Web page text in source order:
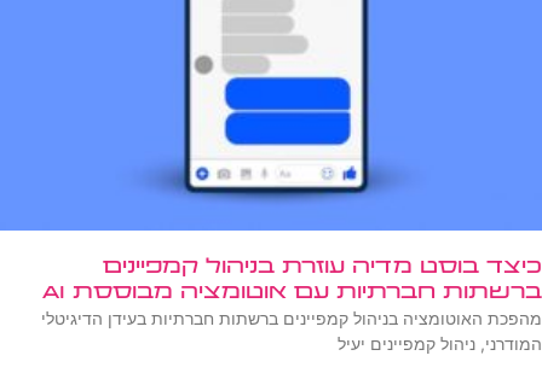
כיצד בוסט מדיה עוזרת בניהול קמפיינים
ברשתות חברתיות עם אוטומציה מבוססת AI
מהפכת האוטומציה בניהול קמפיינים ברשתות חברתיות בעידן הדיגיטלי
המודרני, ניהול קמפיינים יעיל